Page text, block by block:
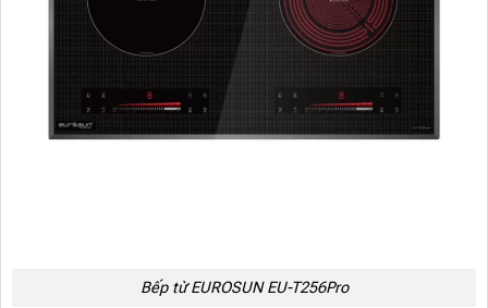
Bếp từ EUROSUN EU-T256Pro